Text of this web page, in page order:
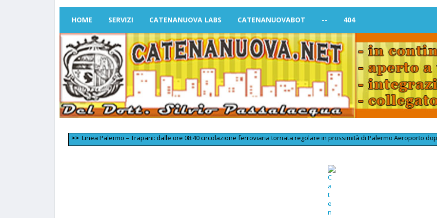
HOME SERVIZI CATENANUOVA LABS CATENANUOVABOT -- 404
Linea Palermo – Trapani: dalle ore 08:40 circolazione ferroviaria tornata regolare in prossimità di Palermo Aeroporto dopo un